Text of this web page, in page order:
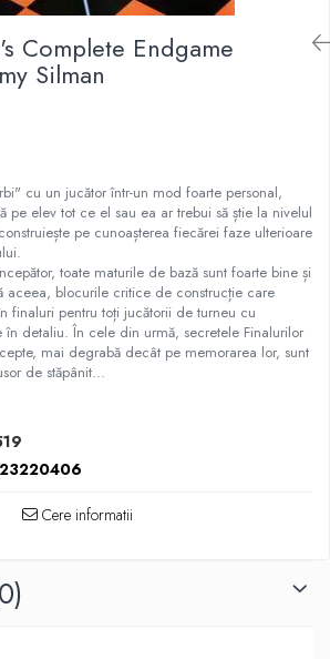
Din Plastic
Metal
Complete Endgame
Silman
cu un jucător într-un mod foarte personal,
pe elev tot ce el sau ea ar trebui să știe la nivelul
pe cunoașterea fiecărei faze ulterioare
toate maturile de bază sunt foarte bine și
aceea, blocurile critice de construcție care
finaluri pentru toți jucătorii de turneu cu
în detaliu. În cele din urmă, secretele Finalurilor
mai degrabă decât pe memorarea lor, sunt
de stăpânit...
Cere informatii